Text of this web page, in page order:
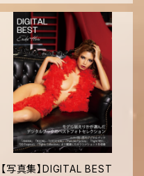
【写真集】DIGITAL BEST